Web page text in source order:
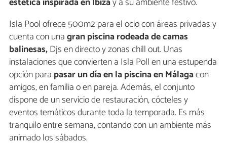
Isla Pool ofrece 500m2 para el ocio con áreas privadas y
cuenta con unagran piscina rodeada de camas
balinesas,Djs en directo y zonas chill out. Unas
instalaciones que convierten a Isla Poll en una estupenda
opción para pasar un día en la piscina en Málagacon
amigos, en familia o en pareja. Además, el conjunto
dispone de un servicio de restauración, cócteles y
eventos temáticos durante toda la temporada. Es más
tranquilo entre semana, contando con un ambiente más
animado los sábados.